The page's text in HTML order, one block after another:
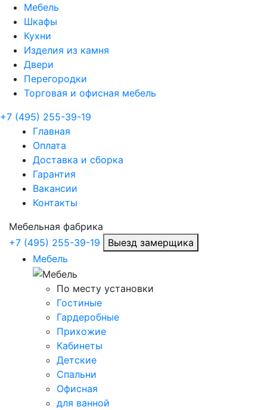
Мебель
Шкафы
Кухни
Изделия из камня
Двери
Перегородки
Торговая и офисная мебель
+7 (495) 255-39-19
Главная
Оплата
Доставка и сборка
Гарантия
Вакансии
Контакты
Мебельная фабрика
+7 (495) 255-39-19
Выезд замерщика
Мебель
По месту установки
Гостиные
Гардеробные
Прихожие
Кабинеты
Детские
Спальни
Офисная
для ванной